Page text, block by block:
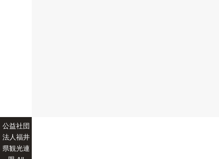
公益社団
法人福井
県観光連